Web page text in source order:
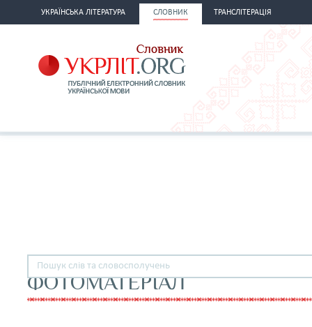
УКРАЇНСЬКА ЛІТЕРАТУРА СЛОВНИК ТРАНСЛІТЕРАЦІЯ
ФОТОМАТЕРІАЛ